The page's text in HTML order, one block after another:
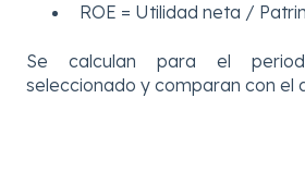
ROE = Utilidad neta /
Se calculan para el
seleccionado y comparan con el